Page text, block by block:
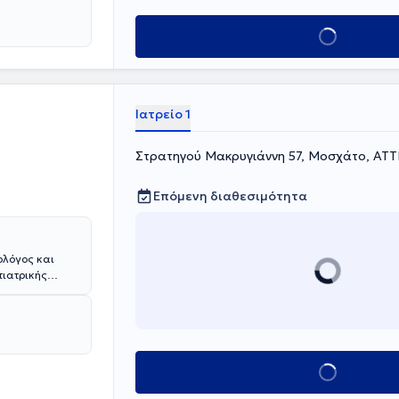
σύνθετων
Κλείσε ραντεβού
και
Ιατρείο 1
Στρατηγού Μακρυγιάννη 57, Μοσχάτο,
Επόμενη διαθεσιμότητα
Κλείσε ραντεβού